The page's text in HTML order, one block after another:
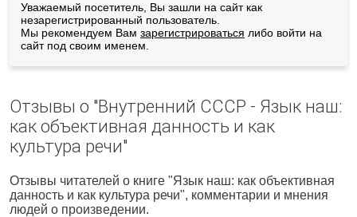
Уважаемый посетитель, Вы зашли на сайт как
незарегистрированный пользователь.
Мы рекомендуем Вам зарегистрироваться либо войти на
сайт под своим именем.
Отзывы о "Внутренний СССР - Язык наш:
как объективная данность и как
культура речи"
Отзывы читателей о книге "Язык наш: как объективная
данность и как культура речи", комментарии и мнения
людей о произведении.